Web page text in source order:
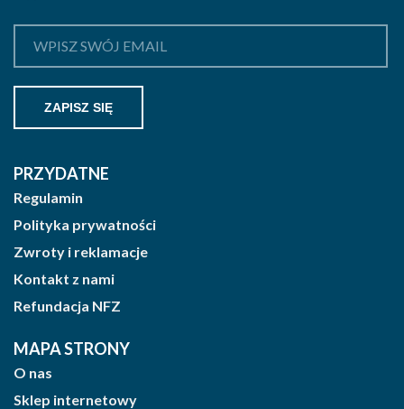
PRZYDATNE
Regulamin
Polityka prywatności
Zwroty i reklamacje
Kontakt z nami
Refundacja NFZ
MAPA STRONY
O nas
Sklep internetowy